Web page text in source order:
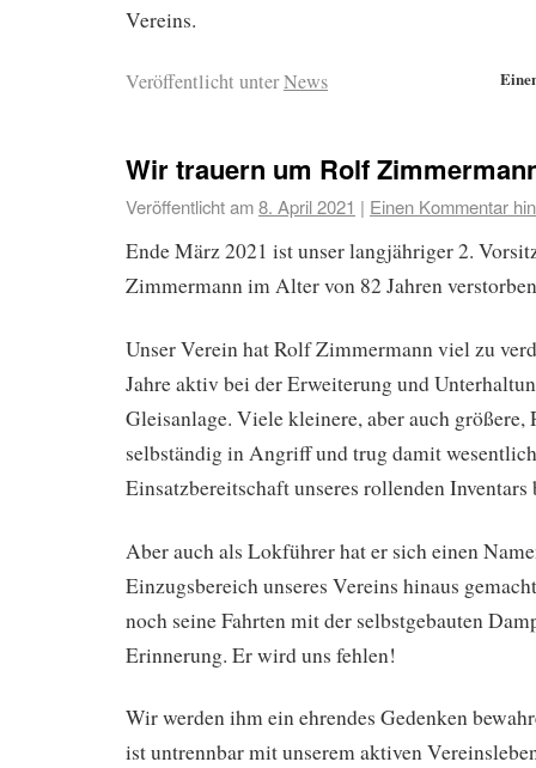
Vereins.
Veröffentlicht unterNews
Wir trauern um Rolf
Veröffentlicht am8. April 2021 | Einen Kommentar
Ende März 2021 ist unser langjähriger 2.
Zimmermann im Alter von 82 Jahren
Unser Verein hat Rolf Zimmermann viel zu
Jahre aktiv bei der Erweiterung und
Gleisanlage. Viele kleinere, aber auch größere,
selbständig in Angriff und trug damit
Einsatzbereitschaft unseres rollenden Inventars
Aber auch als Lokführer hat er sich einen
Einzugsbereich unseres Vereins hinaus
noch seine Fahrten mit der selbstgebauten
Erinnerung. Er wird uns fehlen!
Wir werden ihm ein ehrendes Gedenken
ist untrennbar mit unserem aktiven